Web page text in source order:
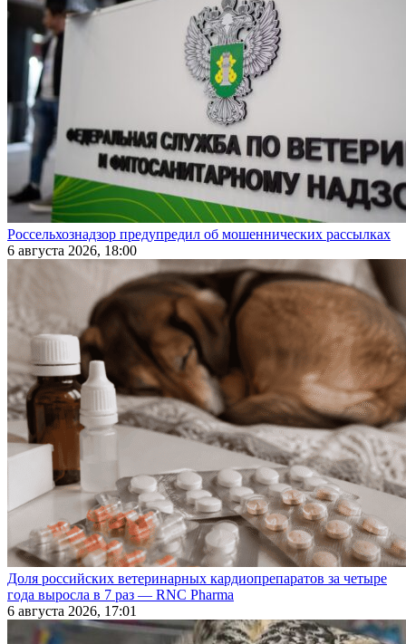
Россельхознадзор предупредил об мошеннических рассылках
6 августа 2026, 18:00
Доля российских ветеринарных кардиопрепаратов за четыре
года выросла в 7 раз — RNC Pharma
6 августа 2026, 17:01